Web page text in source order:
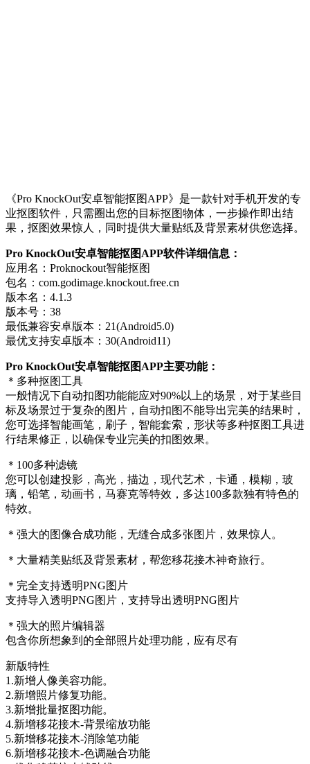
《Pro KnockOut安卓智能抠图APP》是一款针对手机开发的专
业抠图软件，只需圈出您的目标抠图物体，一步操作即出结
果，抠图效果惊人，同时提供大量贴纸及背景素材供您选择。
Pro KnockOut安卓智能抠图APP软件详细信息：
应用名：Proknockout智能抠图
包名：com.godimage.knockout.free.cn
版本名：4.1.3
版本号：38
最低兼容安卓版本：21(Android5.0)
最优支持安卓版本：30(Android11)
Pro KnockOut安卓智能抠图APP主要功能：
＊多种抠图工具
一般情况下自动扣图功能能应对90%以上的场景，对于某些目
标及场景过于复杂的图片，自动扣图不能导出完美的结果时，
您可选择智能画笔，刷子，智能套索，形状等多种抠图工具进
行结果修正，以确保专业完美的扣图效果。
＊100多种滤镜
您可以创建投影，高光，描边，现代艺术，卡通，模糊，玻
璃，铅笔，动画书，马赛克等特效，多达100多款独有特色的
特效。
＊强大的图像合成功能，无缝合成多张图片，效果惊人。
＊大量精美贴纸及背景素材，帮您移花接木神奇旅行。
＊完全支持透明PNG图片
支持导入透明PNG图片，支持导出透明PNG图片
＊强大的照片编辑器
包含你所想象到的全部照片处理功能，应有尽有
新版特性
1.新增人像美容功能。
2.新增照片修复功能。
3.新增批量抠图功能。
4.新增移花接木-背景缩放功能
5.新增移花接木-消除笔功能
6.新增移花接木-色调融合功能